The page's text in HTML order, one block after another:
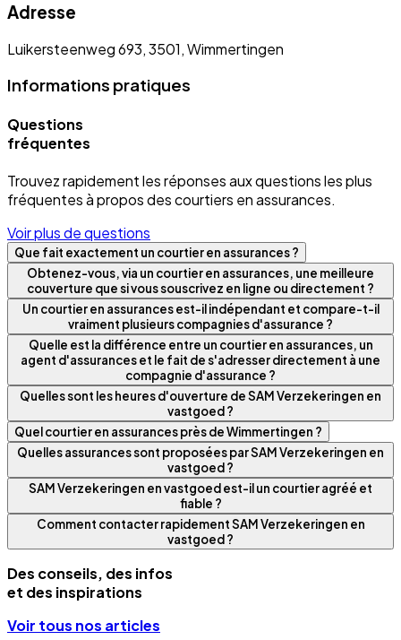
Adresse
Luikersteenweg 693, 3501, Wimmertingen
Informations pratiques
Questions
fréquentes
Trouvez rapidement les réponses aux questions les plus
fréquentes à propos des courtiers en assurances.
Voir plus de questions
Que fait exactement un courtier en assurances ?
Obtenez-vous, via un courtier en assurances, une meilleure
couverture que si vous souscrivez en ligne ou directement ?
Un courtier en assurances est-il indépendant et compare-t-il
vraiment plusieurs compagnies d'assurance ?
Quelle est la différence entre un courtier en assurances, un
agent d'assurances et le fait de s'adresser directement à une
compagnie d'assurance ?
Quelles sont les heures d'ouverture de SAM Verzekeringen en
vastgoed ?
Quel courtier en assurances près de Wimmertingen ?
Quelles assurances sont proposées par SAM Verzekeringen en
vastgoed ?
SAM Verzekeringen en vastgoed est-il un courtier agréé et
fiable ?
Comment contacter rapidement SAM Verzekeringen en
vastgoed ?
Des conseils, des infos
et des inspirations
Voir tous nos articles